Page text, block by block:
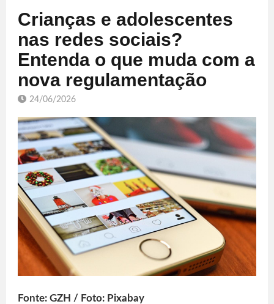
Crianças e adolescentes
nas redes sociais?
Entenda o que muda com a
nova regulamentação
24/06/2026
Fonte: GZH / Foto: Pixabay